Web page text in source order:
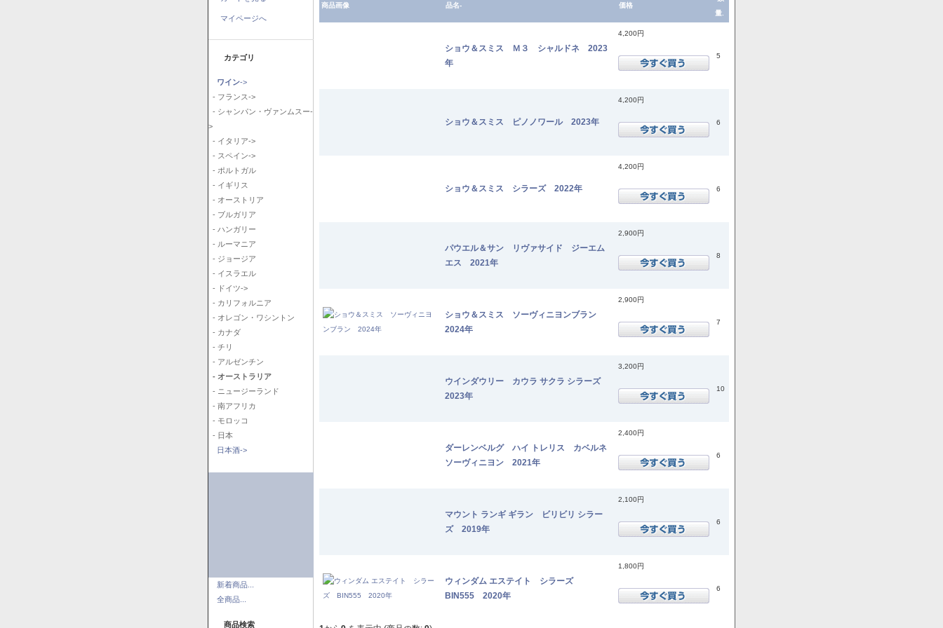
マイページへ
カテゴリ
ワイン->
- フランス->
- シャンパン・ヴァンムスー-
>
- イタリア->
- スペイン->
- ポルトガル
- イギリス
- オーストリア
- ブルガリア
- ハンガリー
- ルーマニア
- ジョージア
- イスラエル
- ドイツ->
- カリフォルニア
- オレゴン・ワシントン
- カナダ
- チリ
- アルゼンチン
- オーストラリア
- ニュージーランド
- 南アフリカ
- モロッコ
- 日本
日本酒->
新着商品...
全商品...
商品検索
商品画像 品名- 価格
量.
ショウ＆スミス Ｍ３ シャルドネ 2023
年
4,200円
5
ショウ＆スミス ピノノワール 2023年
4,200円
6
ショウ＆スミス シラーズ 2022年
4,200円
6
パウエル＆サン リヴァサイド ジーエム
エス 2021年
2,900円
8
ショウ＆スミス ソーヴィニヨンブラン
2024年
2,900円
7
ウインダウリー カウラ サクラ シラーズ
2023年
3,200円
10
ダーレンベルグ ハイ トレリス カベルネ
ソーヴィニヨン 2021年
2,400円
6
マウント ランギ ギラン ビリビリ シラー
ズ 2019年
2,100円
6
ウィンダム エステイト シラーズ
BIN555 2020年
1,800円
6